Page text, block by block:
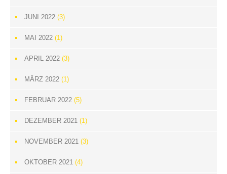
JUNI 2022 (3)
MAI 2022 (1)
APRIL 2022 (3)
MÄRZ 2022 (1)
FEBRUAR 2022 (5)
DEZEMBER 2021 (1)
NOVEMBER 2021 (3)
OKTOBER 2021 (4)